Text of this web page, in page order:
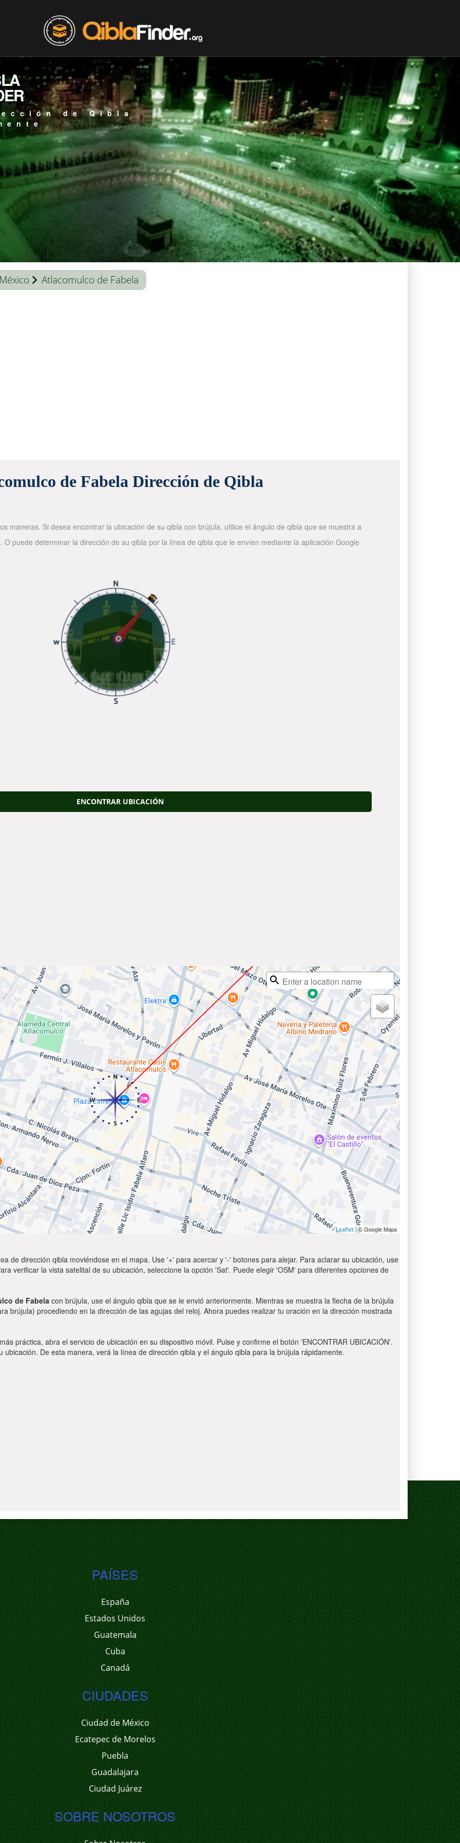
de Qibla
Atlacomulco de Fabela
de Fabela Dirección de Qibla
maneras. Si desea encontrar la ubicación de su qibla con brújula, utilice el ángulo de qibla que se muestra a
puede determinar la dirección de su qibla por la línea de qibla que le envíen mediante la aplicación Google
ENCONTRAR UBICACIÓN
Leaflet | © Google Maps
de dirección qibla moviéndose en el mapa. Use '+' para acercar y '-' botones para alejar. Para aclarar su ubicación, use
verificar la vista satelital de su ubicación, seleccione la opción 'Sat'. Puede elegir 'OSM' para diferentes opciones de
de Fabela con brújula, use el ángulo qibla que se le envió anteriormente. Mientras se muestra la flecha de la brújula
brújula) procediendo en la dirección de las agujas del reloj. Ahora puedes realizar tu oración en la dirección mostrada
práctica, abra el servicio de ubicación en su dispositivo móvil. Pulse y confirme el botón 'ENCONTRAR UBICACIÓN'.
De esta manera, verá la línea de dirección qibla y el ángulo qibla para la brújula rápidamente.
PAÍSES
España
Estados Unidos
Guatemala
Cuba
Canadá
CIUDADES
Ciudad de México
Ecatepec de Morelos
Puebla
Guadalajara
Ciudad Juárez
SOBRE NOSOTROS